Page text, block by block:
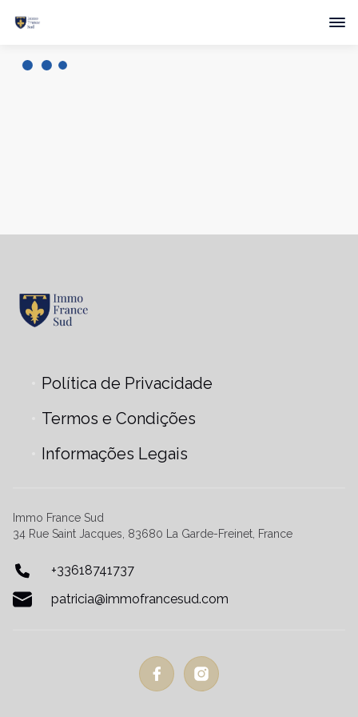
Política de Privacidade
Termos e Condições
Informações Legais
Immo France Sud
34 Rue Saint Jacques, 83680 La Garde-Freinet, France
+33618741737
patricia@immofrancesud.com